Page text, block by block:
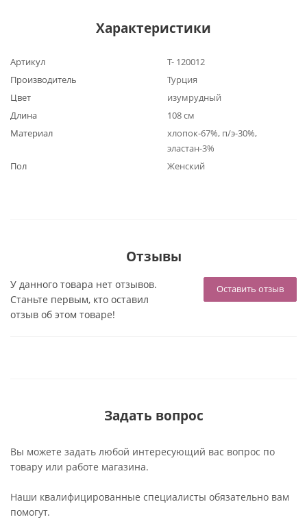
Характеристики
Артикул
Т- 120012
Производитель
Турция
Цвет
изумрудный
Длина
108 см
Материал
хлопок-67%, п/э-30%,
эластан-3%
Пол
Женский
Отзывы
Оставить отзыв
У данного товара нет отзывов.
Станьте первым, кто оставил
отзыв об этом товаре!
Задать вопрос
Вы можете задать любой интересующий вас вопрос по
товару или работе магазина.
Наши квалифицированные специалисты обязательно вам
помогут.